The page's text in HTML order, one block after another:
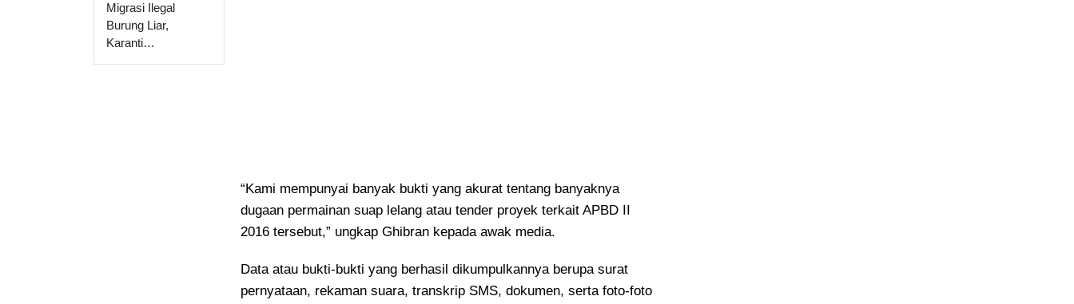
Migrasi Ilegal
Burung Liar,
Karanti…
“Kami mempunyai banyak bukti yang akurat tentang banyaknya
dugaan permainan suap lelang atau tender proyek terkait APBD II
2016 tersebut,” ungkap Ghibran kepada awak media.
Data atau bukti-bukti yang berhasil dikumpulkannya berupa surat
pernyataan, rekaman suara, transkrip SMS, dokumen, serta foto-foto